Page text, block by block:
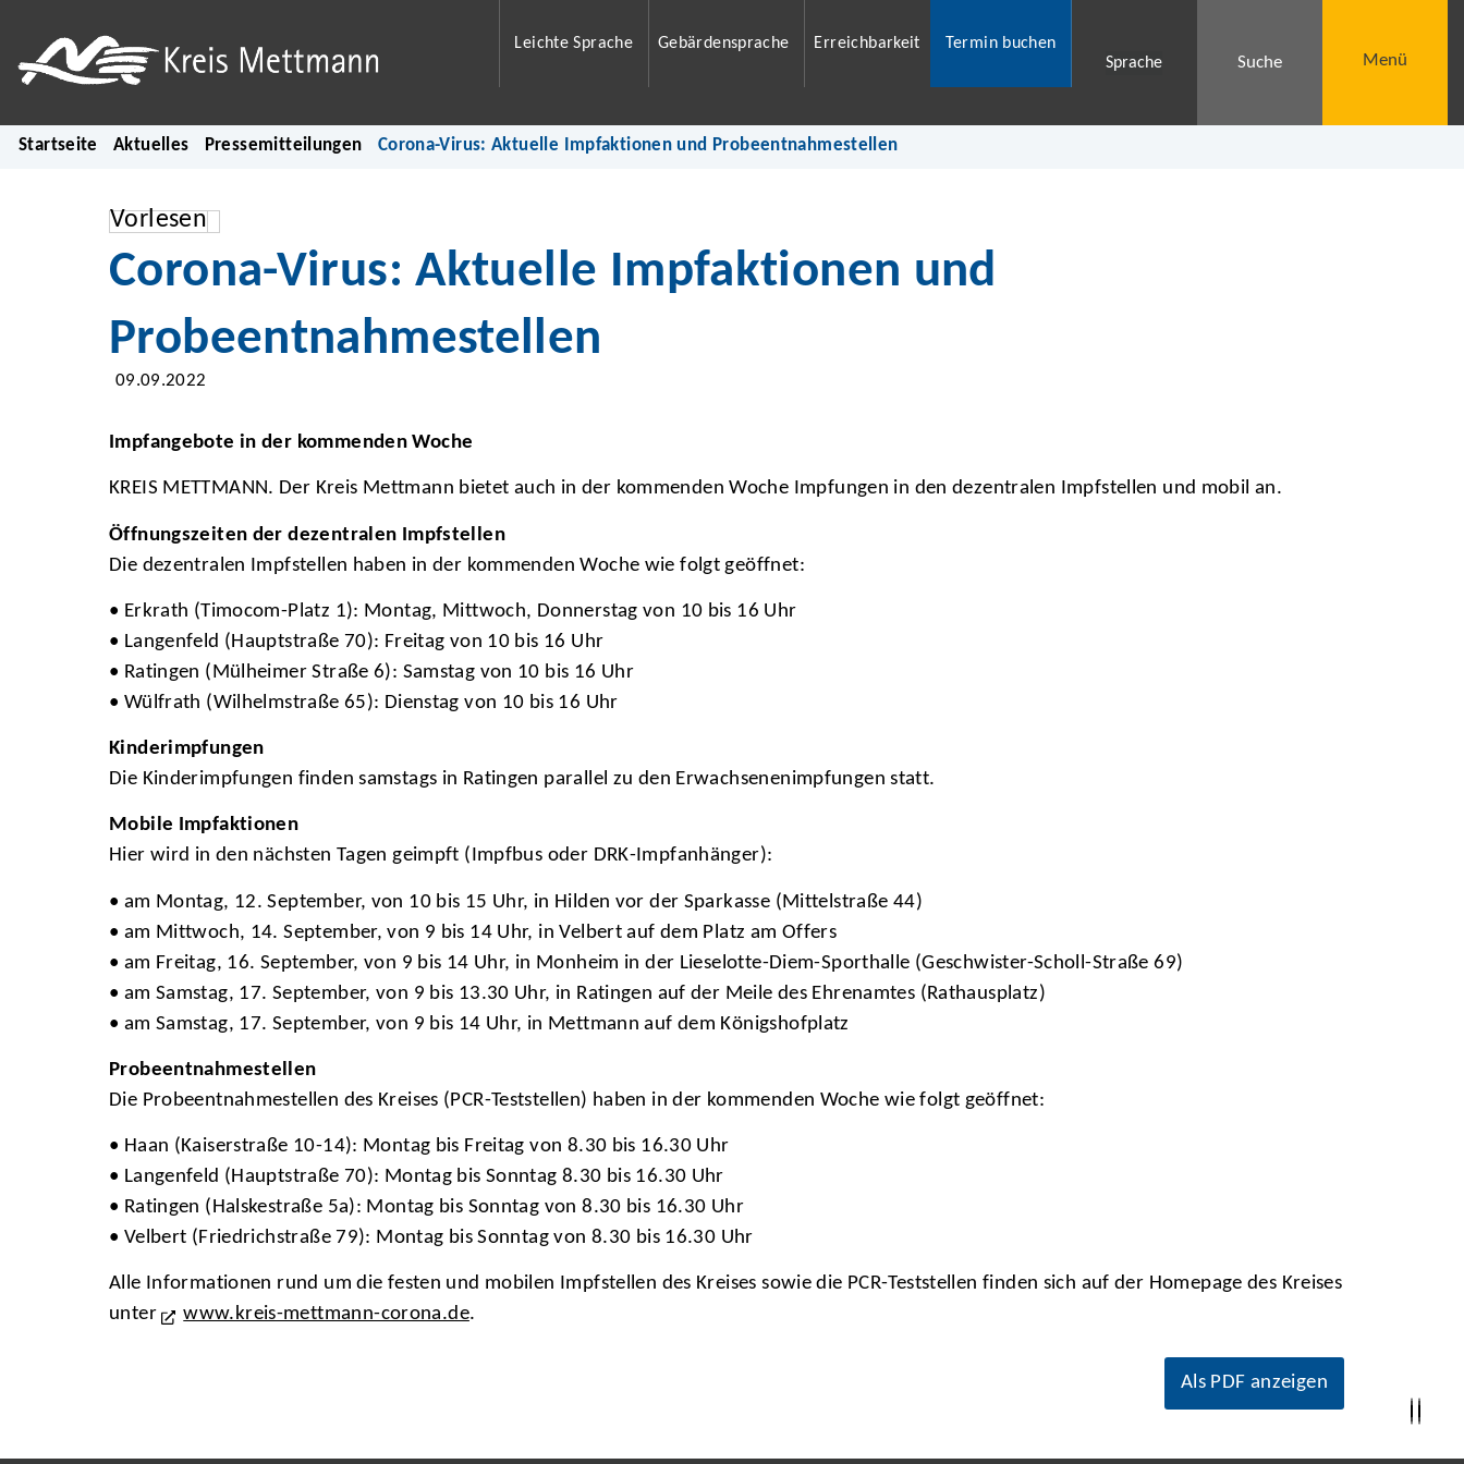
Leichte Sprache Gebärdensprache Erreichbarkeit
Termin buchen
Sprache
Suche Menü
Startseite Aktuelles Pressemitteilungen Corona-Virus: Aktuelle Impfaktionen und Probeentnahmestellen
Vorlesen
Corona-Virus: Aktuelle Impfaktionen und
Probeentnahmestellen
09.09.2022
Impfangebote in der kommenden Woche
KREIS METTMANN. Der Kreis Mettmann bietet auch in der kommenden Woche Impfungen in den dezentralen Impfstellen und mobil an.
Öffnungszeiten der dezentralen Impfstellen
Die dezentralen Impfstellen haben in der kommenden Woche wie folgt geöffnet:
• Erkrath (Timocom-Platz 1): Montag, Mittwoch, Donnerstag von 10 bis 16 Uhr
• Langenfeld (Hauptstraße 70): Freitag von 10 bis 16 Uhr
• Ratingen (Mülheimer Straße 6): Samstag von 10 bis 16 Uhr
• Wülfrath (Wilhelmstraße 65): Dienstag von 10 bis 16 Uhr
Kinderimpfungen
Die Kinderimpfungen finden samstags in Ratingen parallel zu den Erwachsenenimpfungen statt.
Mobile Impfaktionen
Hier wird in den nächsten Tagen geimpft (Impfbus oder DRK-Impfanhänger):
• am Montag, 12. September, von 10 bis 15 Uhr, in Hilden vor der Sparkasse (Mittelstraße 44)
• am Mittwoch, 14. September, von 9 bis 14 Uhr, in Velbert auf dem Platz am Offers
• am Freitag, 16. September, von 9 bis 14 Uhr, in Monheim in der Lieselotte-Diem-Sporthalle (Geschwister-Scholl-Straße 69)
• am Samstag, 17. September, von 9 bis 13.30 Uhr, in Ratingen auf der Meile des Ehrenamtes (Rathausplatz)
• am Samstag, 17. September, von 9 bis 14 Uhr, in Mettmann auf dem Königshofplatz
Probeentnahmestellen
Die Probeentnahmestellen des Kreises (PCR-Teststellen) haben in der kommenden Woche wie folgt geöffnet:
• Haan (Kaiserstraße 10-14): Montag bis Freitag von 8.30 bis 16.30 Uhr
• Langenfeld (Hauptstraße 70): Montag bis Sonntag 8.30 bis 16.30 Uhr
• Ratingen (Halskestraße 5a): Montag bis Sonntag von 8.30 bis 16.30 Uhr
• Velbert (Friedrichstraße 79): Montag bis Sonntag von 8.30 bis 16.30 Uhr
Alle Informationen rund um die festen und mobilen Impfstellen des Kreises sowie die PCR-Teststellen finden sich auf der Homepage des Kreises
unter
www.kreis-mettmann-corona.de.
Als PDF anzeigen